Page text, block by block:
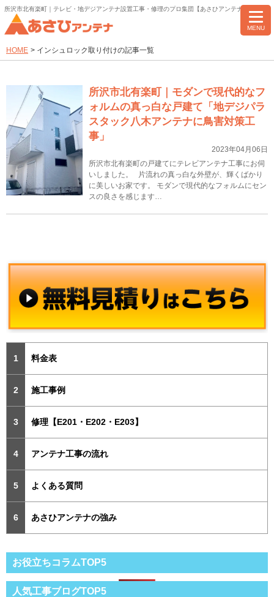
所沢市北有楽町｜テレビ・地デジアンテナ設置工事・修理のプロ集団【あさひアンテナ】
MENU
HOME > インシュロック取り付けの記事一覧
所沢市北有楽町｜モダンで現代的なフ
ォルムの真っ白な戸建て「地デジパラ
スタック八木アンテナに鳥害対策工
事」
2023年04月06日
所沢市北有楽町の戸建てにテレビアンテナ工事にお伺
いしました。 片流れの真っ白な外壁が、輝くばかり
に美しいお家です。 モダンで現代的なフォルムにセン
スの良さを感じます…
料金表
施工事例
修理【E201・E202・E203】
アンテナ工事の流れ
よくある質問
あさひアンテナの強み
お役立ちコラムTOP5
人気工事ブログTOP5